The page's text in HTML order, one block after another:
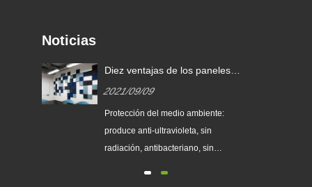
Noticias
Diez ventajas de los paneles
2021/09/09
Protección del medio ambiente:
produce anti-ultravioleta, sin
radiación, antibacteriano, sin